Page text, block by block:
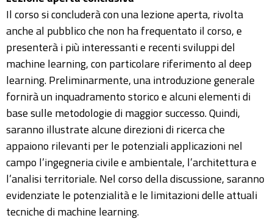
Il corso si concluderà con una lezione aperta, rivolta
anche al pubblico che non ha frequentato il corso, e
presenterà i più interessanti e recenti sviluppi del
machine learning, con particolare riferimento al deep
learning. Preliminarmente, una introduzione generale
fornirà un inquadramento storico e alcuni elementi di
base sulle metodologie di maggior successo. Quindi,
saranno illustrate alcune direzioni di ricerca che
appaiono rilevanti per le potenziali applicazioni nel
campo l’ingegneria civile e ambientale, l’architettura e
l’analisi territoriale. Nel corso della discussione, saranno
evidenziate le potenzialità e le limitazioni delle attuali
tecniche di machine learning.